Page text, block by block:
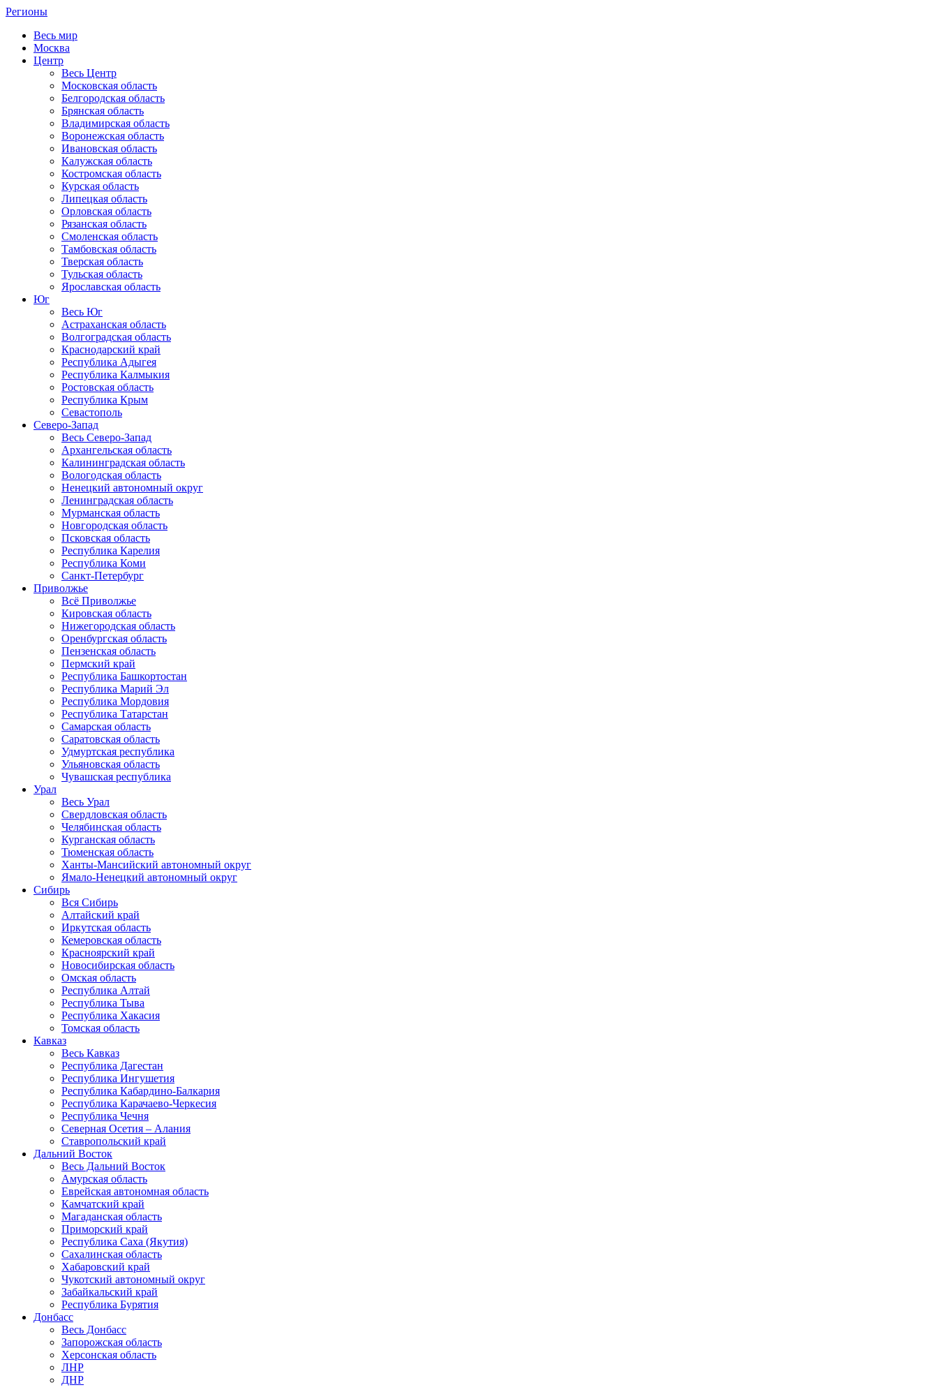
Регионы
Весь мир
Москва
Центр
Весь Центр
Московская область
Белгородская область
Брянская область
Владимирская область
Воронежская область
Ивановская область
Калужская область
Костромская область
Курская область
Липецкая область
Орловская область
Рязанская область
Смоленская область
Тамбовская область
Тверская область
Тульская область
Ярославская область
Юг
Весь Юг
Астраханская область
Волгоградская область
Краснодарский край
Республика Адыгея
Республика Калмыкия
Ростовская область
Республика Крым
Севастополь
Северо-Запад
Весь Северо-Запад
Архангельская область
Калининградская область
Вологодская область
Ненецкий автономный округ
Ленинградская область
Мурманская область
Новгородская область
Псковская область
Республика Карелия
Республика Коми
Санкт-Петербург
Приволжье
Всё Приволжье
Кировская область
Нижегородская область
Оренбургская область
Пензенская область
Пермский край
Республика Башкортостан
Республика Марий Эл
Республика Мордовия
Республика Татарстан
Самарская область
Саратовская область
Удмуртская республика
Ульяновская область
Чувашская республика
Урал
Весь Урал
Свердловская область
Челябинская область
Курганская область
Тюменская область
Ханты-Мансийский автономный округ
Ямало-Ненецкий автономный округ
Сибирь
Вся Сибирь
Алтайский край
Иркутская область
Кемеровская область
Красноярский край
Новосибирская область
Омская область
Республика Алтай
Республика Тыва
Республика Хакасия
Томская область
Кавказ
Весь Кавказ
Республика Дагестан
Республика Ингушетия
Республика Кабардино-Балкария
Республика Карачаево-Черкесия
Республика Чечня
Северная Осетия – Алания
Ставропольский край
Дальний Восток
Весь Дальний Восток
Амурская область
Еврейская автономная область
Камчатский край
Магаданская область
Приморский край
Республика Саха (Якутия)
Сахалинская область
Хабаровский край
Чукотский автономный округ
Забайкальский край
Республика Бурятия
Донбасс
Весь Донбасс
Запорожская область
Херсонская область
ЛНР
ДНР